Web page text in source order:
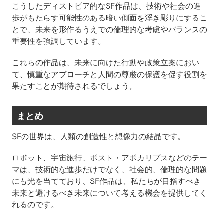
こうしたディストピア的なSF作品は、技術や社会の進
歩がもたらす可能性のある暗い側面を浮き彫りにするこ
とで、未来を形作るうえでの倫理的な考慮やバランスの
重要性を強調しています。
これらの作品は、未来に向けた行動や政策立案におい
て、慎重なアプローチと人間の尊厳の保護を促す役割を
果たすことが期待されるでしょう。
まとめ
SFの世界は、人類の創造性と想像力の結晶です。
ロボット、宇宙旅行、ポスト・アポカリプスなどのテー
マは、技術的な進歩だけでなく、社会的、倫理的な問題
にも光を当てており、SF作品は、私たちが目指すべき
未来と避けるべき未来について考える機会を提供してく
れるのです。